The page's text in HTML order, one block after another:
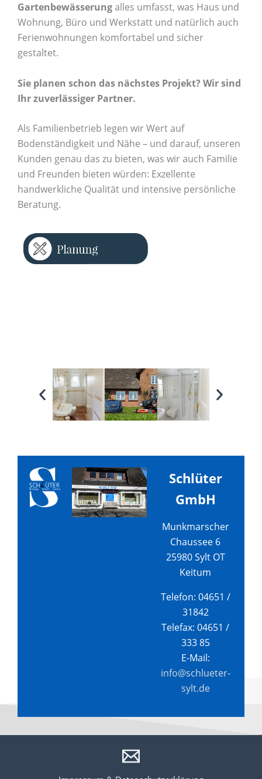
Gartenbewässerungalles umfasst, was Haus und
Wohnung, Büro und Werkstatt und natürlich auch
Ferienwohnungen komfortabel und sicher
gestaltet.
Sie planen schon das nächstes Projekt? Wir sind
Ihr zuverlässiger Partner.
Als Familienbetrieb legen wir Wert auf
Bodenständigkeit und Nähe – und darauf, unseren
Kunden genau das zu bieten, was wir auch Familie
und Freunden bieten würden: Exzellente
handwerkliche Qualität und intensive persönliche
Beratung.
Schlüter
GmbH
Munkmarscher
Chaussee 6
25980 Sylt OT
Keitum
Telefon: 04651 /
31842
Telefax: 04651 /
333 85
E-Mail:
info@schlueter-
sylt.de